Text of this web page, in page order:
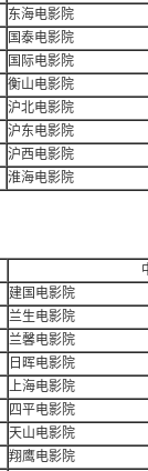
东海电影院
国泰电影院
国际电影院
衡山电影院
沪北电影院
沪东电影院
沪西电影院
淮海电影院
建国电影院
兰生电影院
兰馨电影院
日晖电影院
上海电影院
四平电影院
天山电影院
翔鹰电影院